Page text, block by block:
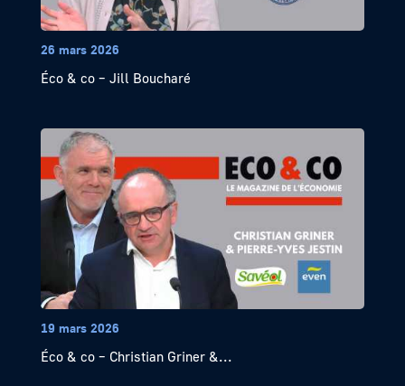
26 mars 2026
Éco & co – Jill Boucharé
19 mars 2026
Éco & co – Christian Griner &...